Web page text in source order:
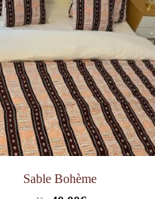
Sable Bohème